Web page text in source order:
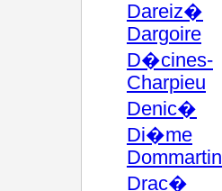
Dareiz�
Dargoire
D�cines-
Charpieu
Denic�
Di�me
Dommartin
Drac�